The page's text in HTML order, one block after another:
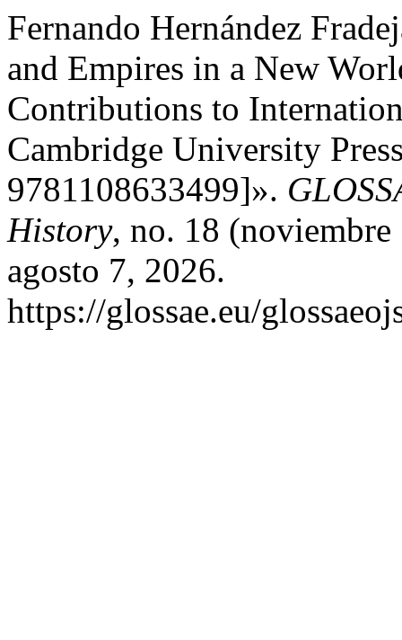
Fernando Hernández
and Empires in a New
Contributions to
Cambridge University
9781108633499]».
History, no. 18
agosto 7, 2026.
https://glossae.eu/